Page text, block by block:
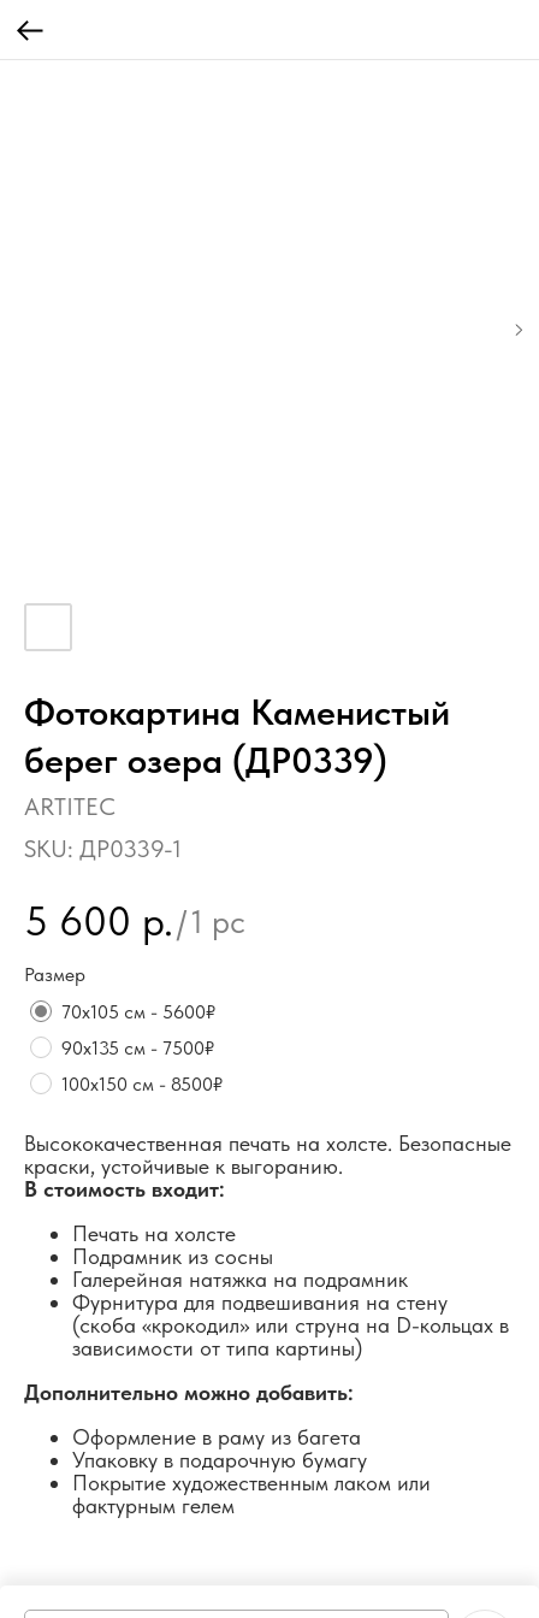
Фотокартина Каменистый
берег озера (ДР0339)
ARTITEC
SKU: ДР0339-1
5 600 р./1 pc
Размер
70х105 см - 5600₽
90х135 см - 7500₽
100х150 см - 8500₽
Высококачественная печать на холсте. Безопасные
краски, устойчивые к выгоранию.
В стоимость входит:
Печать на холсте
Подрамник из сосны
Галерейная натяжка на подрамник
Фурнитура для подвешивания на стену
(скоба «крокодил» или струна на D-кольцах в
зависимости от типа картины)
Дополнительно можно добавить:
Оформление в раму из багета
Упаковку в подарочную бумагу
Покрытие художественным лаком или
фактурным гелем